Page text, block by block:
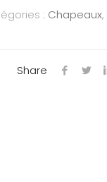
: Chapeaux,
Share